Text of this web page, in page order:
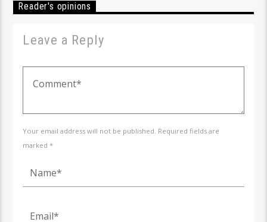
Reader's opinions
Leave a Reply
Your email address will not be published. Required fields are
marked *